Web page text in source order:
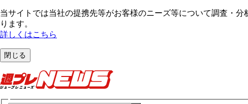
当サイトでは当社の提携先等がお客様のニーズ等について調査・
ります。
詳しくはこちら
閉じる